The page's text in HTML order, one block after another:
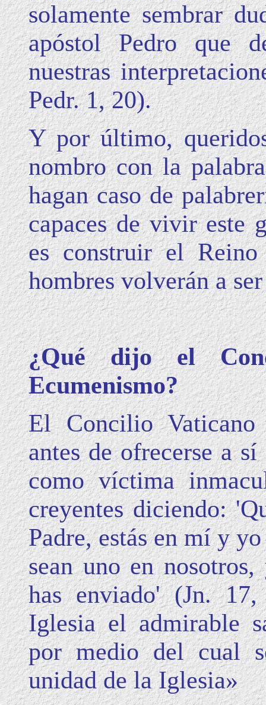
solamente sembrar
apóstol Pedro que
nuestras
Pedr. 1, 20).
Y por último,
nombro con la
hagan caso de
capaces de vivir este
es construir el
hombres volverán a
¿Qué dijo el
Ecumenismo?
El Concilio Vaticano
antes de ofrecerse a
como víctima
creyentes diciendo:
Padre, estás en mí y
sean uno en
has enviado' (Jn.
Iglesia el admirable
por medio del cual
unidad de la Iglesia»